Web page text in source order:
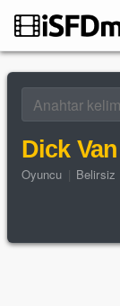
Dick
Oyuncu Belirsiz